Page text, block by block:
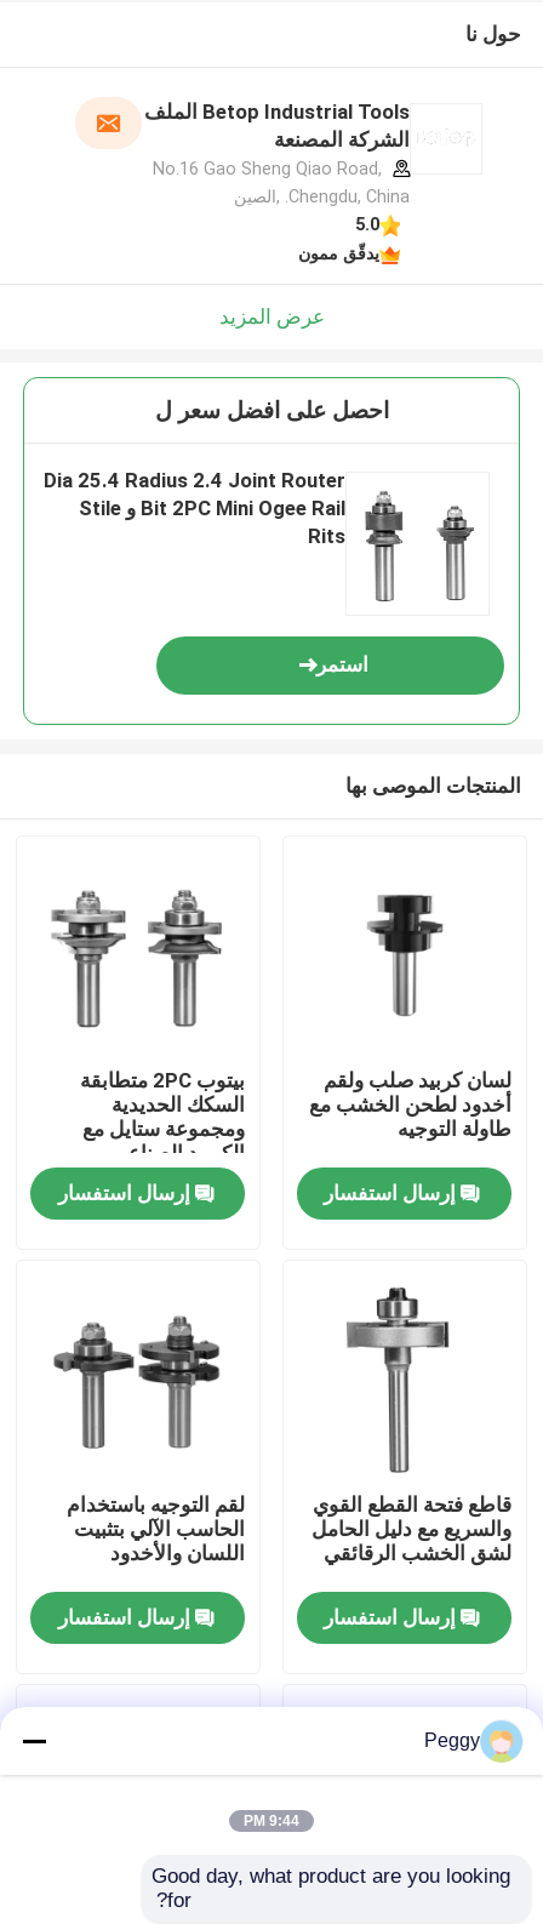
الصفحة الرئيسية
معلومات عنا
جولة في المعمل
مراقبة الجودة
اتصل بنا
بت التوجيه المستقيم
حول نا
Betop Industrial Tools الملف
الشركة المصنعة
No.16 Gao Sheng Qiao Road,
Chengdu, China. ,الصين
5.0
يدقّق ممون
عرض المزيد
احصل على افضل سعر ل
Dia 25.4 Radius 2.4 Joint Router
Bit 2PC Mini Ogee Rail و Stile
Rits
استمر
المنتجات الموصى بها
لسان كربيد صلب ولقم
أخدود لطحن الخشب مع
طاولة التوجيه
إرسال استفسار
بيتوب 2PC متطابقة
السكك الحديدية
ومجموعة ستايل مع
الكربيد الصناعي
إرسال استفسار
قاطع فتحة القطع القوي
والسريع مع دليل الحامل
لشق الخشب الرقائقي
إرسال استفسار
لقم التوجيه باستخدام
الحاسب الآلي بتثبيت
اللسان والأخدود
إرسال استفسار
Peggy
9:44 PM
Good day, what product are you looking
for?